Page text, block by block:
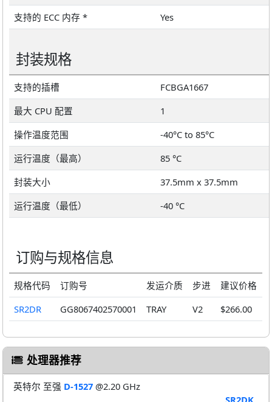
支持的 ECC 内存 *
Yes
封装规格
支持的插槽
FCBGA1667
最大 CPU 配置
1
操作温度范围
-40°C to 85°C
运行温度（最高）
85 °C
封装大小
37.5mm x 37.5mm
运行温度（最低）
-40 °C
订购与规格信息
规格代码 订购号 发运介质 步进
建议价格
SR2DR
GG8067402570001 TRAY V2 $266.00
处理器推荐
英特尔 至强 D-1527 @2.20 GHz
SR2DK